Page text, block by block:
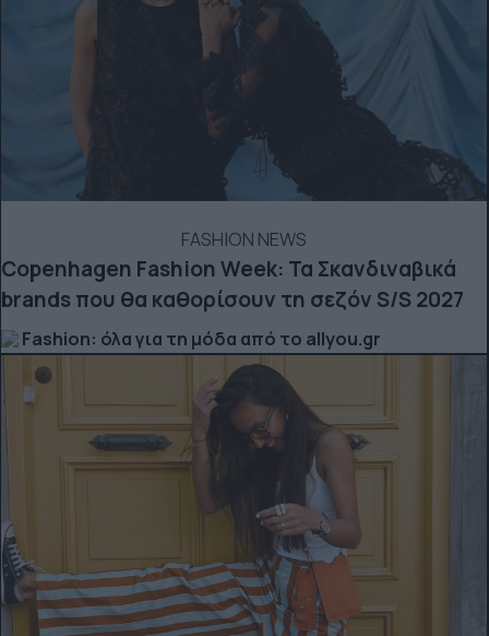
FASHION NEWS
Copenhagen Fashion Week: Τα Σκανδιναβικά
brands που θα καθορίσουν τη σεζόν S/S 2027
Fashion: όλα για τη μόδα από το allyou.gr